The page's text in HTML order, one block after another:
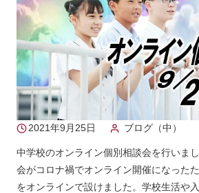
2021年9月25日 ブログ（中）
中学校のオンライン個別相談会を行いま
会がコロナ禍でオンライン開催になった
をオンラインで設けました。学校生活や